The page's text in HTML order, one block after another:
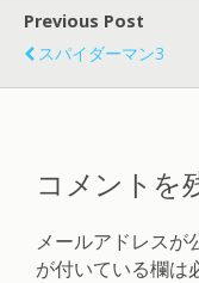
Previous Post
スパイダーマン3
コメントを
メールアドレスが
が付いている欄は